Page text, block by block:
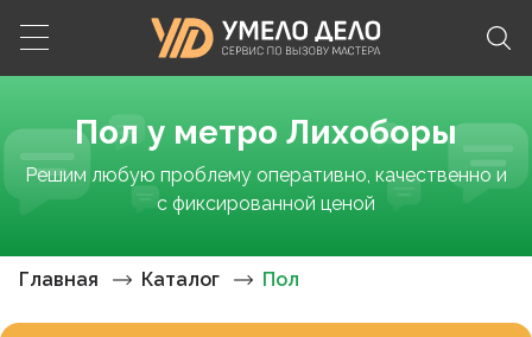
Пол у метро Лихоборы
Решим любую проблему оперативно, качественно и
с фиксированной ценой
Главная Каталог Пол